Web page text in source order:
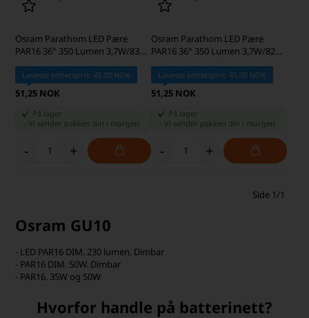
Osram Parathom LED Pære
PAR16 36° 350 Lumen 3,7W/830
Laveste enhetspris: 45,00 NOK
51,25 NOK
På lager
-Vi sender pakken din i morgen
- +
Osram Parathom LED Pære
PAR16 36° 350 Lumen 3,7W/827
Laveste enhetspris: 45,00 NOK
51,25 NOK
På lager
Vi sender pakken din i morgen
- +
Side 1/1
Osram GU10
- LED PAR16 DIM. 230 lumen. Dimbar
- PAR16 DIM. 50W. Dimbar
- PAR16. 35W og 50W
Hvorfor handle på batterinett?